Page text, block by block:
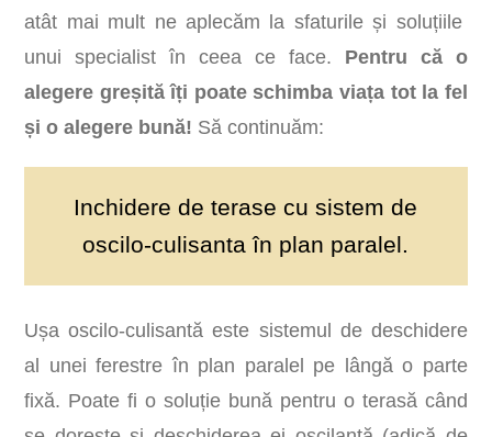
atât mai mult ne aplecăm la sfaturile și soluțiile
unui specialist în ceea ce face. Pentru că o
alegere greșită îți poate schimba viața tot la fel
și o alegere bună! Să continuăm:
Inchidere de terase cu sistem de
oscilo-culisanta în plan paralel.
Ușa oscilo-culisantă este sistemul de deschidere
al unei ferestre în plan paralel pe lângă o parte
fixă. Poate fi o soluție bună pentru o terasă când